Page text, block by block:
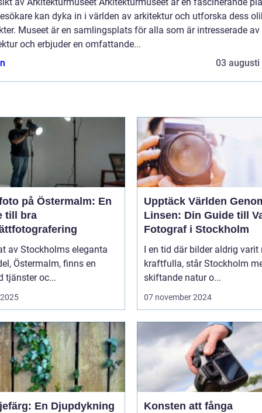
kan dyka in i världen av arkitektur och utforska dess
Museet är en samlingsplats för alla som är intresserade av
och erbjuder en omfattande...
03 augusti
på Östermalm: En
till bra
av Stockholms eleganta
Östermalm, finns en
tjänster oc...
Upptäck Världen
Linsen: Din Guide till
Fotograf i Stockholm
I en tid där bilder aldrig varit
kraftfulla, står Stockholm
skiftande natur o...
07 november 2024
En Djupdykning
Konsten att fånga